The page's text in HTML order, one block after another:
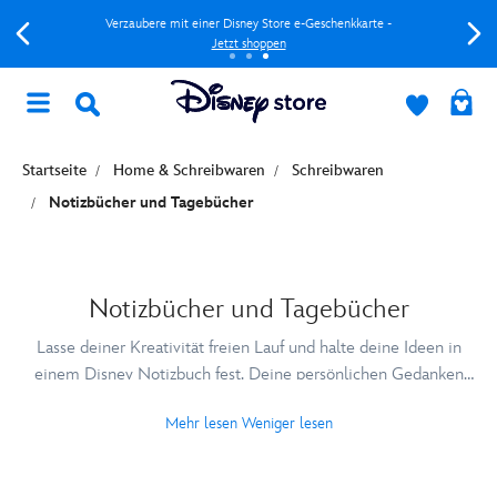
Verzaubere mit einer Disney Store e-Geschenkkarte -
Jetzt shoppen
Startseite Home & Schreibwaren
Schreibwaren
Notizbücher und Tagebücher
Notizbücher und Tagebücher
Lasse deiner Kreativität freien Lauf und halte deine Ideen in
einem Disney Notizbuch fest. Deine persönlichen Gedanken
Duck Design sicher aufgehoben.
Mehr lesen Weniger lesen